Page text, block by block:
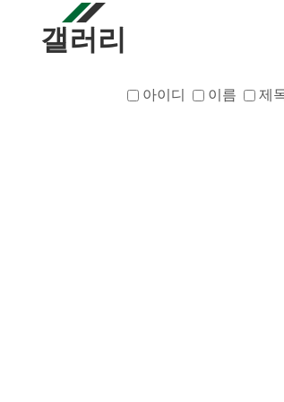
갤러리
아이디 이름 제